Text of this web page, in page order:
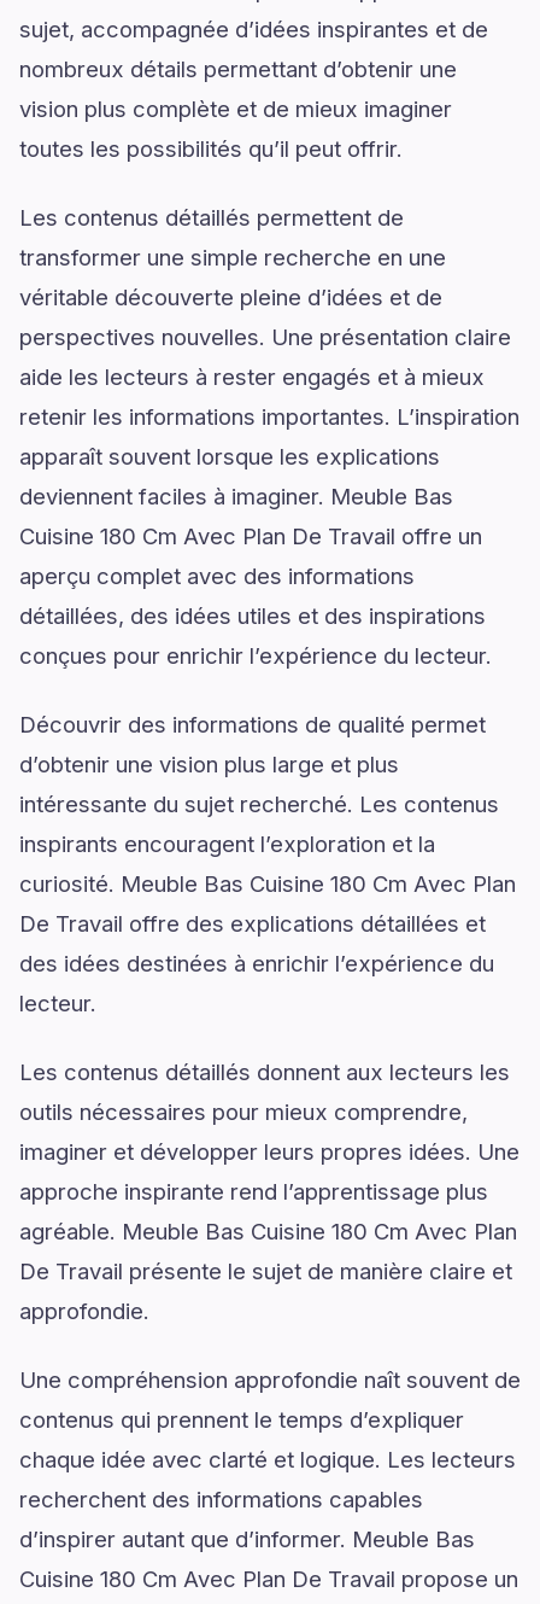
sujet, accompagnée d’idées inspirantes et de
nombreux détails permettant d’obtenir une
vision plus complète et de mieux imaginer
toutes les possibilités qu’il peut offrir.
Les contenus détaillés permettent de
transformer une simple recherche en une
véritable découverte pleine d’idées et de
perspectives nouvelles. Une présentation claire
aide les lecteurs à rester engagés et à mieux
retenir les informations importantes. L’inspiration
apparaît souvent lorsque les explications
deviennent faciles à imaginer. Meuble Bas
Cuisine 180 Cm Avec Plan De Travail offre un
aperçu complet avec des informations
détaillées, des idées utiles et des inspirations
conçues pour enrichir l’expérience du lecteur.
Découvrir des informations de qualité permet
d’obtenir une vision plus large et plus
intéressante du sujet recherché. Les contenus
inspirants encouragent l’exploration et la
curiosité. Meuble Bas Cuisine 180 Cm Avec Plan
De Travail offre des explications détaillées et
des idées destinées à enrichir l’expérience du
lecteur.
Les contenus détaillés donnent aux lecteurs les
outils nécessaires pour mieux comprendre,
imaginer et développer leurs propres idées. Une
approche inspirante rend l’apprentissage plus
agréable. Meuble Bas Cuisine 180 Cm Avec Plan
De Travail présente le sujet de manière claire et
approfondie.
Une compréhension approfondie naît souvent de
contenus qui prennent le temps d’expliquer
chaque idée avec clarté et logique. Les lecteurs
recherchent des informations capables
d’inspirer autant que d’informer. Meuble Bas
Cuisine 180 Cm Avec Plan De Travail propose un